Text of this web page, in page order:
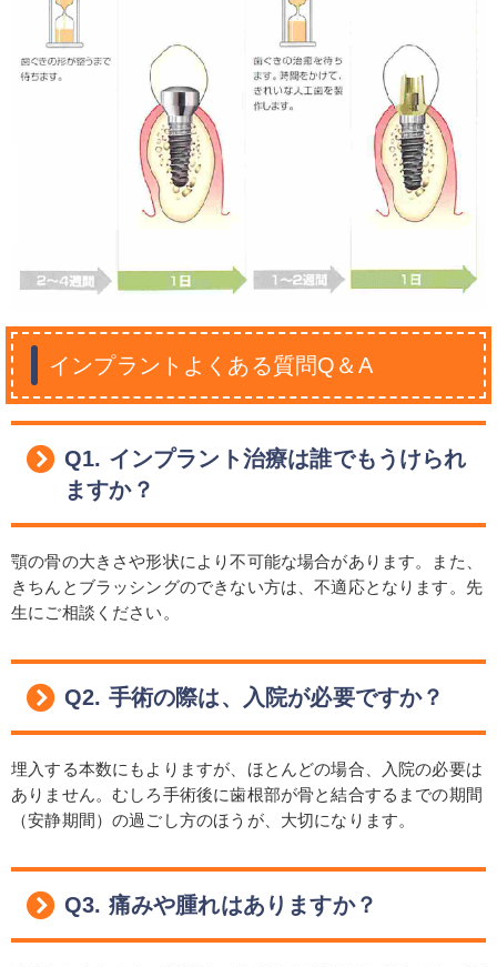
インプラントよくある質問Q＆A
Q1. インプラント治療は誰でもうけられ
ますか？
顎の骨の大きさや形状により不可能な場合があります。また、
きちんとブラッシングのできない方は、不適応となります。先
生にご相談ください。
Q2. 手術の際は、入院が必要ですか？
埋入する本数にもよりますが、ほとんどの場合、入院の必要は
ありません。むしろ手術後に歯根部が骨と結合するまでの期間
（安静期間）の過ごし方のほうが、大切になります。
Q3. 痛みや腫れはありますか？